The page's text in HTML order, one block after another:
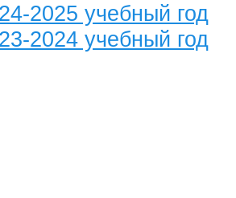
2025 учебный год
2024 учебный год